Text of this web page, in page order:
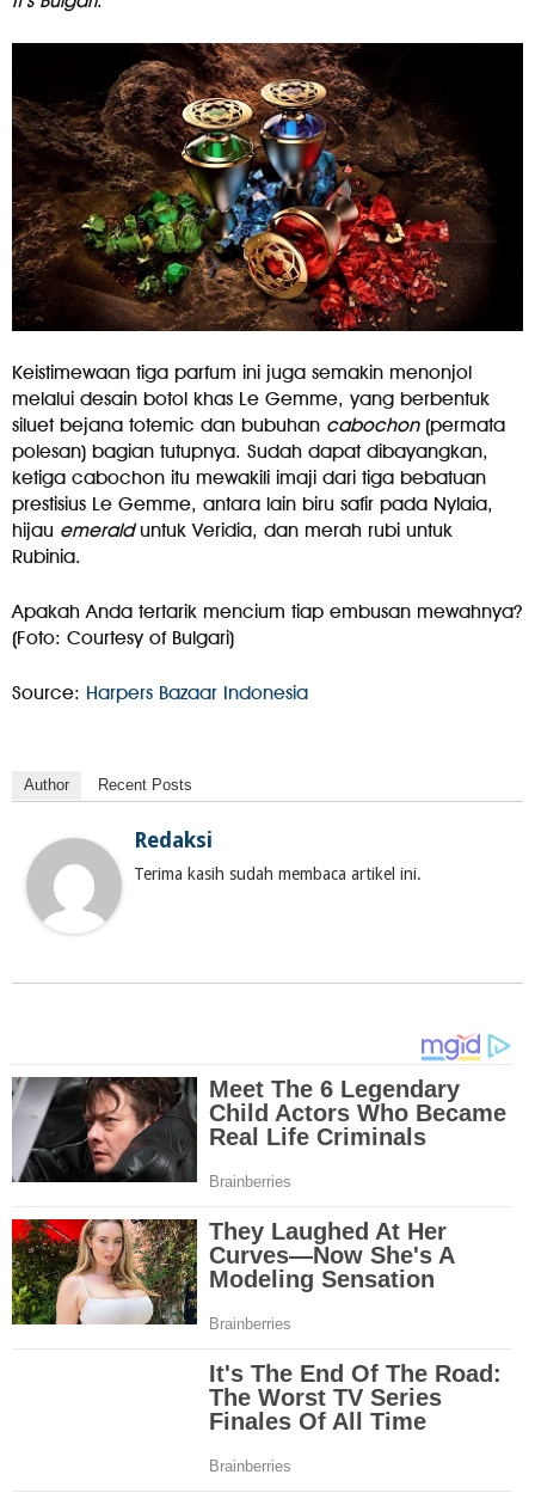
Keistimewaan tiga parfum ini juga semakin menonjol
melalui desain botol khas Le Gemme, yang berbentuk
siluet bejana totemic dan bubuhan cabochon(permata
polesan) bagian tutupnya. Sudah dapat dibayangkan,
ketiga cabochon itu mewakili imaji dari tiga bebatuan
prestisius Le Gemme, antara lain biru safir pada Nylaia,
hijau emeralduntuk Veridia, dan merah rubi untuk
Rubinia.
Apakah Anda tertarik mencium tiap embusan mewahnya?
(Foto: Courtesy of Bulgari)
Source: Harpers Bazaar Indonesia
Author Recent Posts
Redaksi
Terima kasih sudah membaca artikel ini.